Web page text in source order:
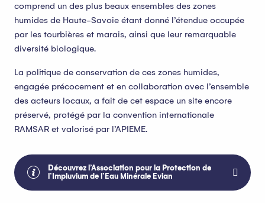
comprend un des plus beaux ensembles des zones
humides de Haute-Savoie étant donné l’étendue occupée
par les tourbières et marais, ainsi que leur remarquable
diversité biologique.
La politique de conservation de ces zones humides,
engagée précocement et en collaboration avec l’ensemble
des acteurs locaux, a fait de cet espace un site encore
préservé, protégé par la convention internationale
RAMSAR et valorisé par l’APIEME.
Découvrez l’Association pour la Protection de
l’Impluvium de l’Eau Minérale Evian